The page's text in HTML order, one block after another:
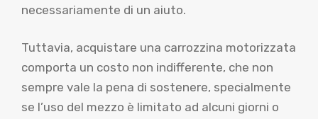
necessariamente di un aiuto.
Tuttavia, acquistare una carrozzina motorizzata
comporta un costo non indifferente, che non
sempre vale la pena di sostenere, specialmente
se l’uso del mezzo è limitato ad alcuni giorni o